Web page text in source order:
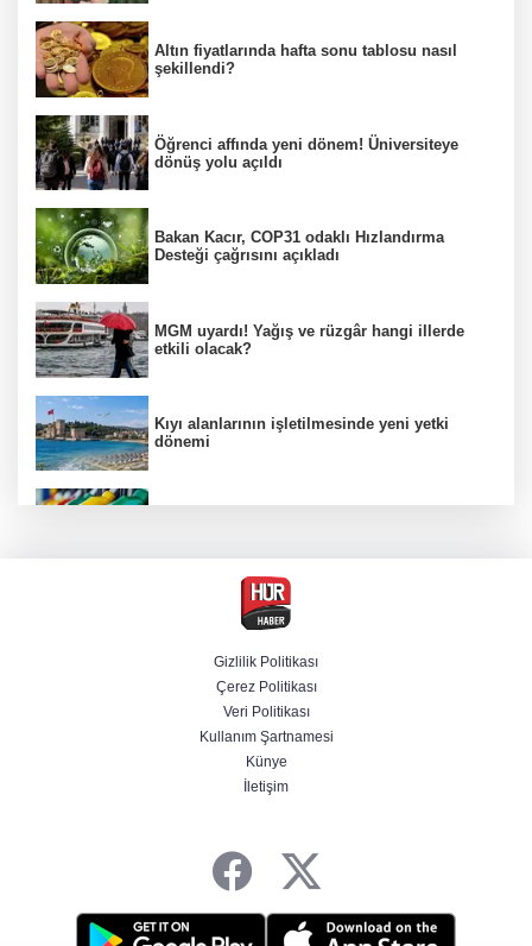
Altın fiyatlarında hafta sonu tablosu nasıl
şekillendi?
Öğrenci affında yeni dönem! Üniversiteye
dönüş yolu açıldı
Bakan Kacır, COP31 odaklı Hızlandırma
Desteği çağrısını açıkladı
MGM uyardı! Yağış ve rüzgâr hangi illerde
etkili olacak?
Kıyı alanlarının işletilmesinde yeni yetki
dönemi
Kamuda yapay zeka 2 milyar liralık riski
BAE, İran'ın Hürmüz Boğazı'nda bir gemisini
füzeyle hedef aldığını duyurdu
Başsavcılıktan Muzaffer Şirin hakkında
Gizlilik Politikası
Çerez Politikası
Veri Politikası
Kullanım Şartnamesi
Künye
İletişim